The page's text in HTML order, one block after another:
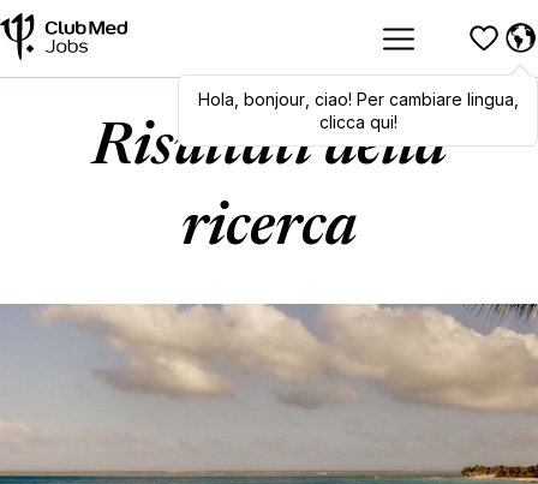
Hola,bonjour,ciao! To switch
languages, click here!
Hola bonjour, ciao! Per cambiare lingua,
clicca qui!
Risultati della
ricerca